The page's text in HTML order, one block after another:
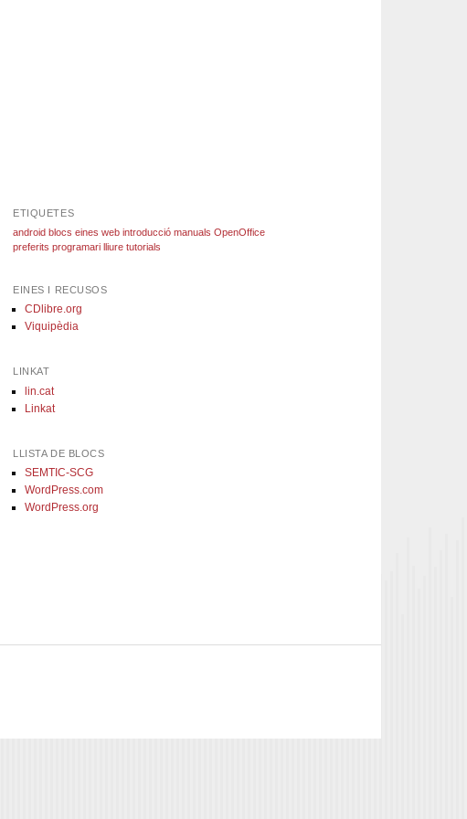
ETIQUETES
android blocs eines web introducció manuals OpenOffice
preferits programari lliure tutorials
EINES I RECUSOS
CDlibre.org
Viquipèdia
LINKAT
lin.cat
Linkat
LLISTA DE BLOCS
SEMTIC-SCG
WordPress.com
WordPress.org